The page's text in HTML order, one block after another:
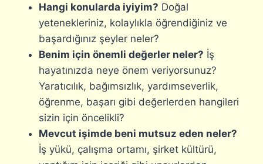
Hangi konularda iyiyim? Doğal
yetenekleriniz, kolaylıkla öğrendiğiniz ve
başardığınız şeyler neler?
Benim için önemli değerler neler? İş
hayatınızda neye önem veriyorsunuz?
Yaratıcılık, bağımsızlık, yardımseverlik,
öğrenme, başarı gibi değerlerden hangileri
sizin için öncelikli?
Mevcut işimde beni mutsuz eden neler?
İş yükü, çalışma ortamı, şirket kültürü,